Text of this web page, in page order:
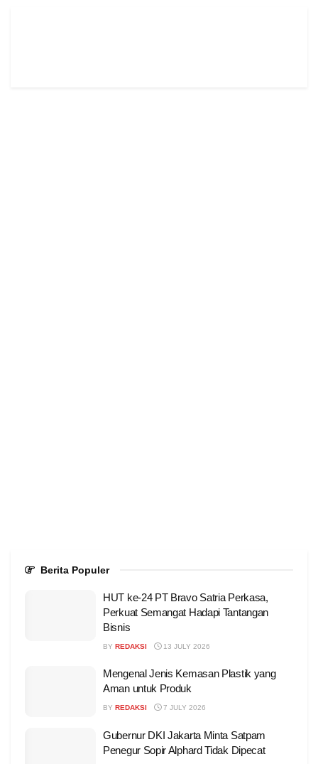
Berita Populer
HUT ke-24 PT Bravo Satria Perkasa,
Perkuat Semangat Hadapi Tantangan
Bisnis
BY REDAKSI 13 JULY 2026
Mengenal Jenis Kemasan Plastik yang
Aman untuk Produk
BY REDAKSI 7 JULY 2026
Gubernur DKI Jakarta Minta Satpam
Penegur Sopir Alphard Tidak Dipecat